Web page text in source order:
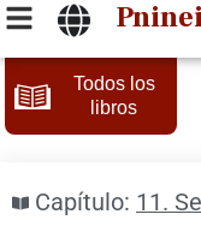
Todos los
libros
Capítulo: 11.